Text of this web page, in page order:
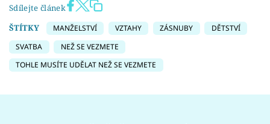
Sdílejte článek
ŠTÍTKY
MANŽELSTVÍ VZTAHY ZÁSNUBY
DĚTSTVÍ
SVATBA
NEŽ SE VEZMETE
TOHLE MUSÍTE UDĚLAT NEŽ SE VEZMETE